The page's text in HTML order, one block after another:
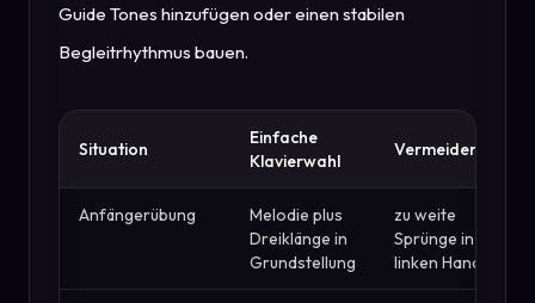
Guide Tones hinzufügen oder einen stabilen
Begleitrhythmus bauen.
Situation
Einfache
Klavierwahl
Vermeiden
Anfängerübung
Melodie plus
Dreiklänge in
Grundstellung
zu weite
Sprünge in der
linken Hand